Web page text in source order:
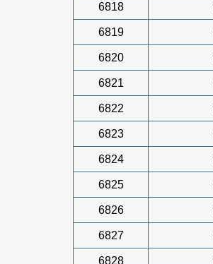
6818
6819
6820
6821
6822
6823
6824
6825
6826
6827
6828